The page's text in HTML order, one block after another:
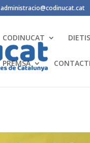
administracio@codinucat.cat
CODINUCAT
PREMSA